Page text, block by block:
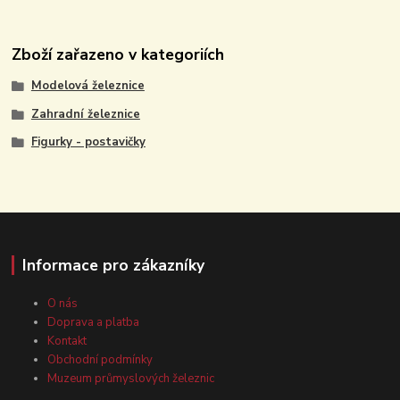
Zboží zařazeno v kategoriích
Modelová železnice
Zahradní železnice
Figurky - postavičky
Informace pro zákazníky
O nás
Doprava a platba
Kontakt
Obchodní podmínky
Muzeum průmyslových železnic